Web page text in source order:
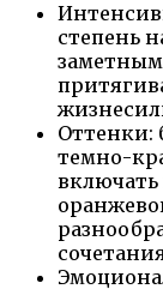
степень
Оттенки:
темно-